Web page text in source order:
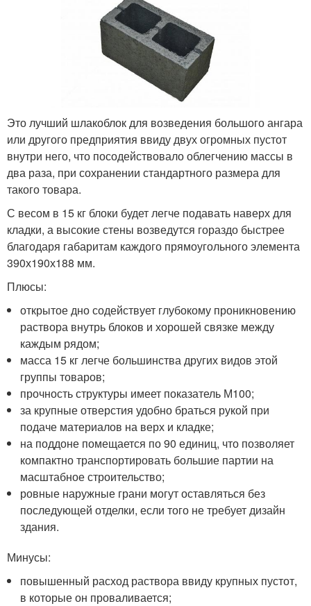
Это лучший шлакоблок для возведения большого ангара
или другого предприятия ввиду двух огромных пустот
внутри него, что посодействовало облегчению массы в
два раза, при сохранении стандартного размера для
такого товара.
С весом в 15 кг блоки будет легче подавать наверх для
кладки, а высокие стены возведутся гораздо быстрее
благодаря габаритам каждого прямоугольного элемента
390х190х188 мм.
Плюсы:
открытое дно содействует глубокому проникновению
раствора внутрь блоков и хорошей связке между
каждым рядом;
масса 15 кг легче большинства других видов этой
группы товаров;
прочность структуры имеет показатель М100;
за крупные отверстия удобно браться рукой при
подаче материалов на верх и кладке;
на поддоне помещается по 90 единиц, что позволяет
компактно транспортировать большие партии на
масштабное строительство;
ровные наружные грани могут оставляться без
последующей отделки, если того не требует дизайн
здания.
Минусы:
повышенный расход раствора ввиду крупных пустот,
в которые он проваливается;